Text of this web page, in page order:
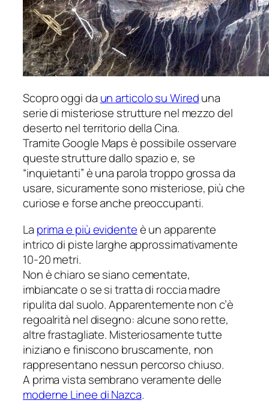
Scopro oggi da un articolo su Wireduna
serie di misteriose strutture nel mezzo del
deserto nel territorio della Cina.
Tramite Google Maps è possibile osservare
queste strutture dallo spazio e, se
“inquietanti” è una parola troppo grossa da
usare, sicuramente sono misteriose, più che
curiose e forse anche preoccupanti.
La prima e più evidenteè un apparente
intrico di piste larghe approssimativamente
10-20 metri.
Non è chiaro se siano cementate,
imbiancate o se si tratta di roccia madre
ripulita dal suolo. Apparentemente non c’è
regoalrità nel disegno: alcune sono rette,
altre frastagliate. Misteriosamente tutte
iniziano e finiscono bruscamente, non
rappresentano nessun percorso chiuso.
A prima vista sembrano veramente delle
moderne Linee di Nazca.